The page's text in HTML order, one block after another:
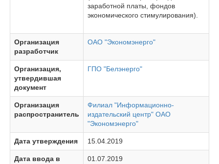
заработной платы, фондов
экономического стимулирования).
Организация
разработчик
ОАО "Экономэнерго"
Организация,
утвердившая
документ
ГПО "Белэнерго"
Организация
распространитель
Филиал "Информационно-
издательский центр" ОАО
"Экономэнерго"
Дата утверждения 15.04.2019
Дата ввода в
01.07.2019